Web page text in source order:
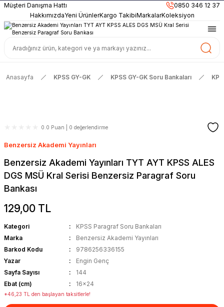
899TLve Üzeri Alışverişlerinizde
KARGO BEDAVA
Güncel ve Sınav Odaklı Kaynaklar
HakkımızdaYeni ÜrünlerKargo TakibiMarkalarKoleksiyon
Müşteri Danışma Hattı 0850 346 12 37
Anasayfa KPSS GY-GK KPSS GY-GK Soru Bankaları
0.0 Puan | 0 değerlendirme
Benzersiz Akademi Yayınları
Benzersiz Akademi Yayınları TYT AYT KPSS ALES
DGS MSÜ Kral Serisi Benzersiz Paragraf Soru
Bankası
129,00 TL
Kategori
KPSS Paragraf Soru Bankaları
Marka
Benzersiz Akademi Yayınları
Barkod Kodu
9786256336155
Yazar
Engin Genç
Sayfa Sayısı
144
Ebat (cm)
16x24
*46,23 TL den başlayan taksitlerle!